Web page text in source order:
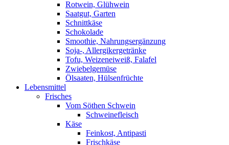
Rotwein, Glühwein
Saatgut, Garten
Schnittkäse
Schokolade
Smoothie, Nahrungsergänzung
Soja-, Allergikergetränke
Tofu, Weizeneiweiß, Falafel
Zwiebelgemüse
Ölsaaten, Hülsenfrüchte
Lebensmittel
Frisches
Vom Söthen Schwein
Schweinefleisch
Käse
Feinkost, Antipasti
Frischkäse